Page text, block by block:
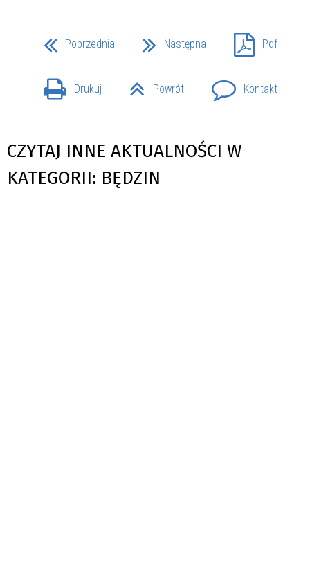
Poprzednia Następna Pdf
Drukuj Powrót Kontakt
CZYTAJ INNE AKTUALNOŚCI W
KATEGORII: BĘDZIN